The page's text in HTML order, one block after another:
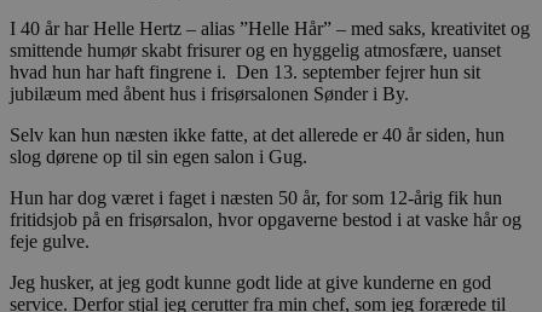
I 40 år har Helle Hertz – alias ”Helle Hår” – med saks, kreativitet og
smittende humør skabt frisurer og en hyggelig atmosfære, uanset
hvad hun har haft fingrene i. Den 13. september fejrer hun sit
jubilæum med åbent hus i frisørsalonen Sønder i By.
Selv kan hun næsten ikke fatte, at det allerede er 40 år siden, hun
slog dørene op til sin egen salon i Gug.
Hun har dog været i faget i næsten 50 år, for som 12-årig fik hun
fritidsjob på en frisørsalon, hvor opgaverne bestod i at vaske hår og
feje gulve.
Jeg husker, at jeg godt kunne godt lide at give kunderne en god
service. Derfor stjal jeg cerutter fra min chef, som jeg forærede til